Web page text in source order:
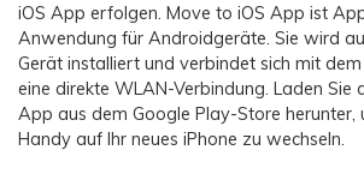
iOS App erfolgen. Move to iOS App ist
Anwendung für Androidgeräte. Sie wird
Gerät installiert und verbindet sich mit
eine direkte WLAN-Verbindung. Laden Sie
App aus dem Google Play-Store herunter,
Handy auf Ihr neues iPhone zu wechseln.